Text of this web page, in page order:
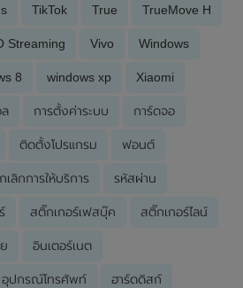
TikTok True TrueMove H
Streaming Vivo Windows
8 windows xp Xiaomi
การตั้งค่าระบบ การ์ดจอ
ติดตั้งโปรแกรม ฟอนต์
เลิกการให้บริการ รหัสผ่าน
สติ๊กเกอร์เฟสบุ๊ค สติ๊กเกอร์ไลน์
อินเตอร์เนต
อุปกรณ์โทรศัพท์ ฮาร์ดดิสก์